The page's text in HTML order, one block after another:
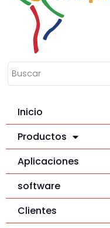
Inicio
Productos
Aplicaciones
software
Clientes